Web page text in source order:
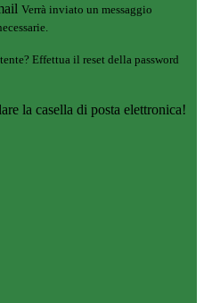
Verrà inviato un messaggio
Effettua il reset della password
la casella di posta elettronica!